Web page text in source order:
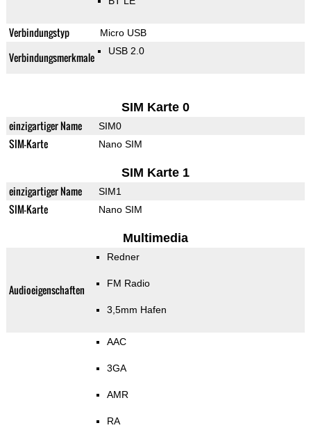
Verbindungstyp Micro USB
Verbindungsmerkmale USB 2.0
SIM Karte 0
einzigartiger Name SIM0
SIM-Karte Nano SIM
SIM Karte 1
einzigartiger Name SIM1
SIM-Karte Nano SIM
Multimedia
Audioeigenschaften
Redner
FM Radio
3,5mm Hafen
AAC
3GA
AMR
RA